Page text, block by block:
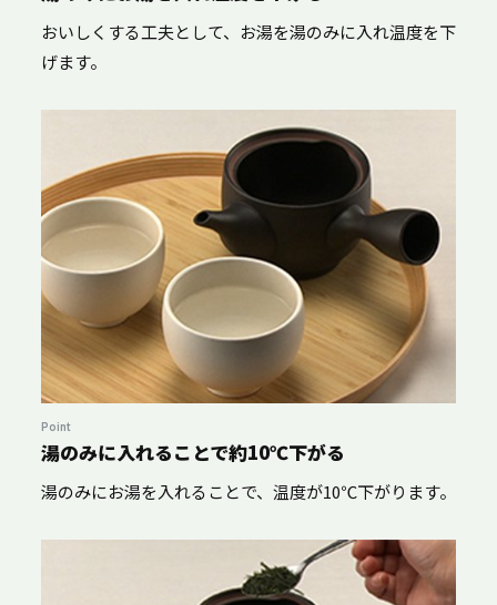
おいしくする工夫として、お湯を湯のみに入れ温度を下
げます。
Point
湯のみに入れることで約10℃下がる
湯のみにお湯を入れることで、温度が10℃下がります。